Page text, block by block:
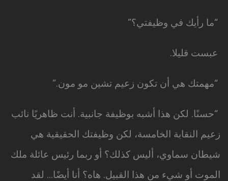
“ما رأيك في وظيفتي؟”
عبست قليلا.
“مهمتك هي أن تكون زعيم تشين مو مون.”
“حسنًا. لكن هذا أشبه بوظيفة جانبية. أنت ظاهريًا نائب
زعيم النقابة الخامسة، لكن وظيفتك الحقيقية هي
شيطان سماوي، أليس كذلك؟ أو ربما رئيس عائلة ملك
الموت أو شيء من هذا القبيل. هاه؟ أنا أيضًا… لقد